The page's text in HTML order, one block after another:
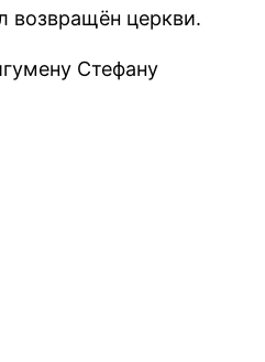
возвращён церкви.
Стефану